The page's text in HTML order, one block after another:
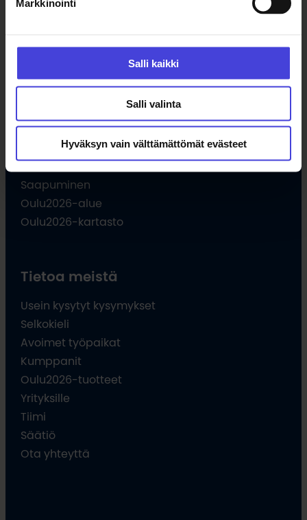
Markkinointi
Salli kaikki
Salli valinta
Hyväksyn vain välttämättömät evästeet
Ohjelmahaku
Tule vapaaehtoiseksi
Hankkeet
Saapuminen
Oulu2026-alue
Oulu2026-kartasto
Tietoa meistä
Usein kysytyt kysymykset
Selkokieli
Avoimet työpaikat
Kumppanit
Oulu2026-tuotteet
Yrityksille
Tiimi
Säätiö
Ota yhteyttä